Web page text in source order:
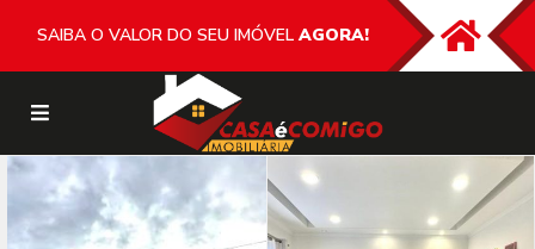
SAIBA O VALOR DO SEU IMÓVEL AGORA!